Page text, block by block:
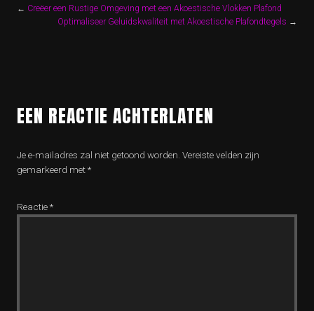
← Creëer een Rustige Omgeving met een Akoestische Vlokken Plafond
Optimaliseer Geluidskwaliteit met Akoestische Plafondtegels →
EEN REACTIE ACHTERLATEN
Je e-mailadres zal niet getoond worden. Vereiste velden zijn
gemarkeerd met*
Reactie*